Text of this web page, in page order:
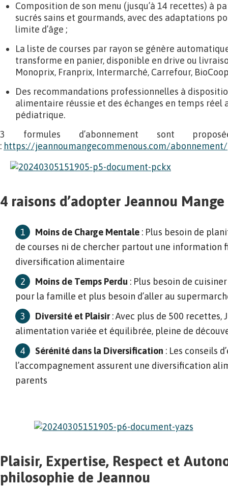
Composition de son menu (jusqu’à 14 recettes) à
sucrés sains et gourmands, avec des adaptations
limite d’âge ;
La liste de courses par rayon se génère
transforme en panier, disponible en drive ou
Monoprix, Franprix, Intermarché, Carrefour,
Des recommandations professionnelles à
alimentaire réussie et des échanges en temps réel
pédiatrique.
3 formules d’abonnement sont
: https://jeannoumangecommenous.com/abonnement/
4 raisons d’adopter Jeannou
Moins de Charge Mentale : Plus besoin de
de courses ni de chercher partout une information
diversification alimentaire
Moins de Temps Perdu : Plus besoin de
pour la famille et plus besoin d’aller au
Diversité et Plaisir: Avec plus de 500 recettes,
alimentation variée et équilibrée, pleine de
Sérénité dans la Diversification : Les conseils
l’accompagnement assurent une diversification
parents
Plaisir, Expertise, Respect et
philosophie de Jeannou